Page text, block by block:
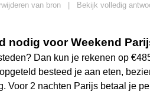
van bron Bekijk volledig
nodig voor Weekend
Dan kun je rekenen op
besteed je aan eten,
Voor 2 nachten Parijs betaal je